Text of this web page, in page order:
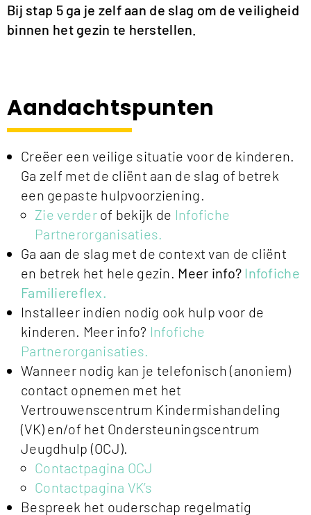
Bij stap 5 ga je zelf aan de slag om de veiligheid
binnen het gezin te herstellen.
Aandachtspunten
Creëer een veilige situatie voor de kinderen.
Ga zelf met de cliënt aan de slag of betrek
een gepaste hulpvoorziening.
Zie verder of bekijk de Infofiche
Partnerorganisaties.
Ga aan de slag met de context van de cliënt
en betrek het hele gezin. Meer info? Infofiche
Familiereflex.
Installeer indien nodig ook hulp voor de
kinderen. Meer info? Infofiche
Partnerorganisaties.
Wanneer nodig kan je telefonisch (anoniem)
contact opnemen met het
Vertrouwenscentrum Kindermishandeling
(VK) en/of het Ondersteuningscentrum
Jeugdhulp (OCJ).
Contactpagina OCJ
Contactpagina VK’s
Bespreek het ouderschap regelmatig